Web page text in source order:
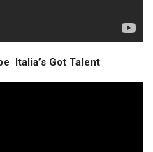
Italia’s Got Talent